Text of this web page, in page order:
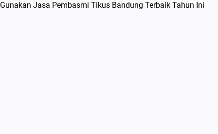
Gunakan Jasa Pembasmi Tikus Bandung Terbaik Tahun Ini